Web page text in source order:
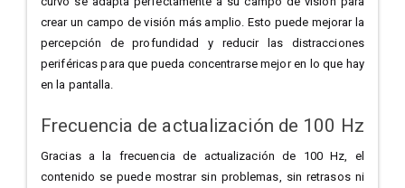
crear un campo de visión más amplio. Esto puede mejorar la
percepción de profundidad y reducir las distracciones
periféricas para que pueda concentrarse mejor en lo que hay
en la pantalla.
Frecuencia de actualización de 100 Hz
Gracias a la frecuencia de actualización de 100 Hz, el
contenido se puede mostrar sin problemas, sin retrasos ni